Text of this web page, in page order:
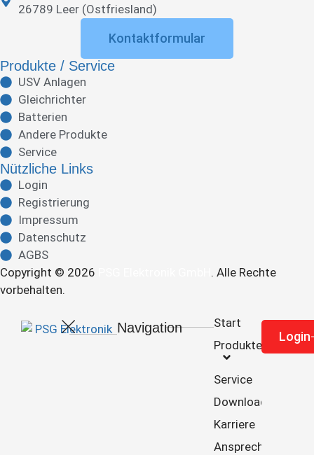
26789 Leer (Ostfriesland)
Kontaktformular
Produkte / Service
USV Anlagen
Gleichrichter
Batterien
Andere Produkte
Service
Nützliche Links
Login
Registrierung
Impressum
Datenschutz
AGBS
Copyright © 2026
. Alle Rechte
vorbehalten.
Navigation
Start
Produkte
Service
Downloads
Karriere
Ansprechpartner
Login